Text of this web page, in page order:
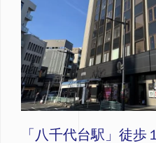
「八千代台駅」徒歩